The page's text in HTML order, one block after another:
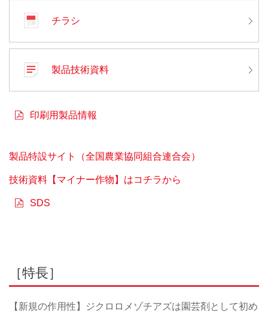
チラシ
製品技術資料
印刷用製品情報
製品特設サイト（全国農業協同組合連合会）
技術資料【マイナー作物】はコチラから
SDS
［特長］
【新規の作用性】ジクロロメゾチアズは園芸剤として初め